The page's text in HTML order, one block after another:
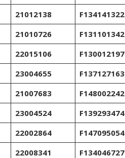
21012138 F134141322
21010726
F131101342
22015106
F130012197
23004655 F137127163
21007683
F148002242
23004524
F139293474
22002864 F147095054
22008341
F134046727